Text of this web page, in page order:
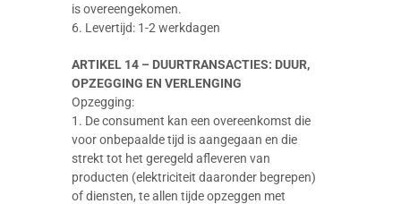
is overeengekomen.
6. Levertijd: 1-2 werkdagen
ARTIKEL 14 – DUURTRANSACTIES: DUUR,
OPZEGGING EN VERLENGING
Opzegging:
1. De consument kan een overeenkomst die
voor onbepaalde tijd is aangegaan en die
strekt tot het geregeld afleveren van
producten (elektriciteit daaronder begrepen)
of diensten, te allen tijde opzeggen met